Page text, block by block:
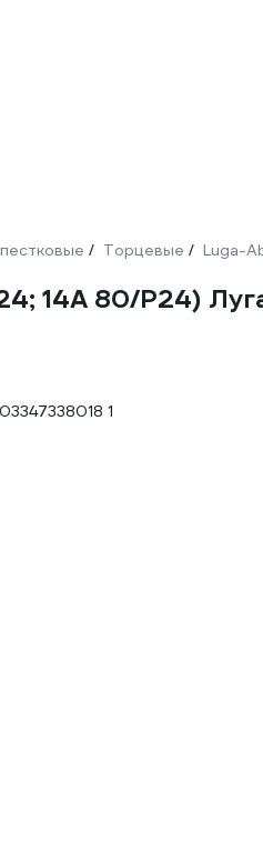
/ Торцевые / Luga-
14А 80/Р24)